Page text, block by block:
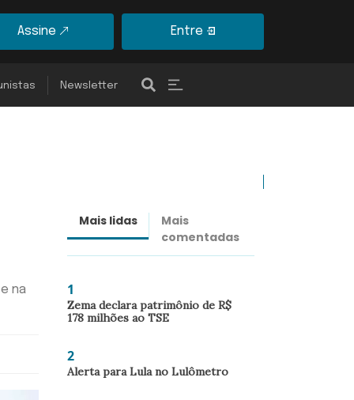
Assine Entre
Newsletter
na
Mais lidas
Mais
comentadas
1
Zema declara patrimônio de R$
178 milhões ao TSE
2
Alerta para Lula no Lulômetro